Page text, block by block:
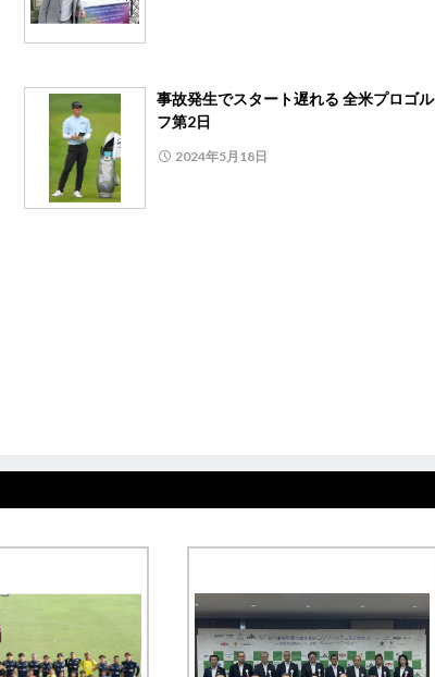
事故発生でスタート遅れる 全米プロゴル
フ第2日
2024年5月18日